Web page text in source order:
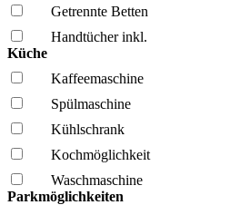
Getrennte Betten
Handtücher inkl.
Küche
Kaffee­maschine
Spül­maschine
Kühl­schrank
Kochmöglich­keit
Wasch­maschine
Parkmöglichkeiten